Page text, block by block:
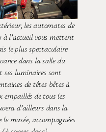
les automates de
à l’accueil vous mettent
le plus spectaculaire
dans la salle du
ses luminaires sont
de têtes bêtes à
empaillés de tous les
d’ailleurs dans la
musée, accompagnées